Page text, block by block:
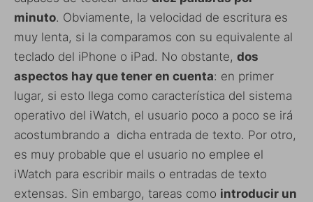
minuto. Obviamente, la velocidad de escritura es
muy lenta, si la comparamos con su equivalente al
teclado del iPhone o iPad. No obstante, dos
aspectos hay que tener en cuenta: en primer
lugar, si esto llega como característica del sistema
operativo del iWatch, el usuario poco a poco se irá
acostumbrando a dicha entrada de texto. Por otro,
es muy probable que el usuario no emplee el
iWatch para escribir mails o entradas de texto
extensas. Sin embargo, tareas como introducir un